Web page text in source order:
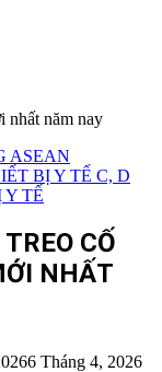
ASEAN
BỊ Y TẾ C, D
Y TẾ
CỐ
NHẤT
6 Tháng 4, 2026